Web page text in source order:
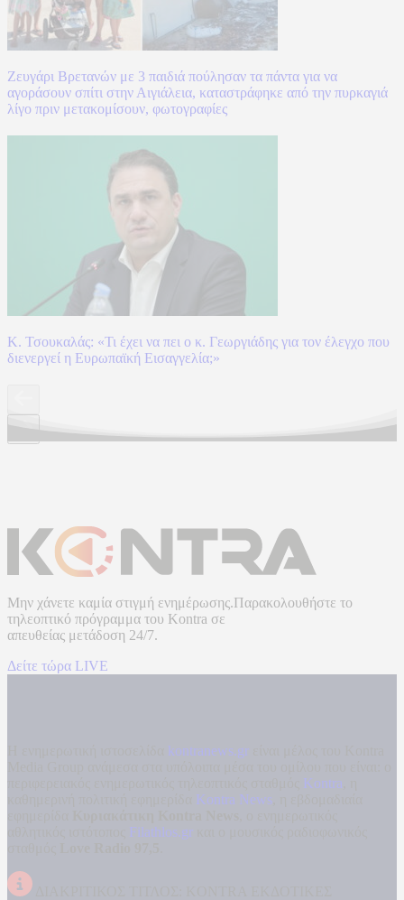
Ζευγάρι Βρετανών με 3 παιδιά πούλησαν τα πάντα για να
αγοράσουν σπίτι στην Αιγιάλεια, καταστράφηκε από την πυρκαγιά
λίγο πριν μετακομίσουν, φωτογραφίες
Κ. Τσουκαλάς: «Τι έχει να πει ο κ. Γεωργιάδης για τον έλεγχο που
διενεργεί η Ευρωπαϊκή Εισαγγελία;»
Μην χάνετε καμία στιγμή ενημέρωσης.Παρακολουθήστε το
τηλεοπτικό πρόγραμμα του Kontra σε
απευθείας μετάδοση 24/7.
Δείτε τώρα LIVE
kontranews.gr
Kontra
Kontra News
Filathlos.gr